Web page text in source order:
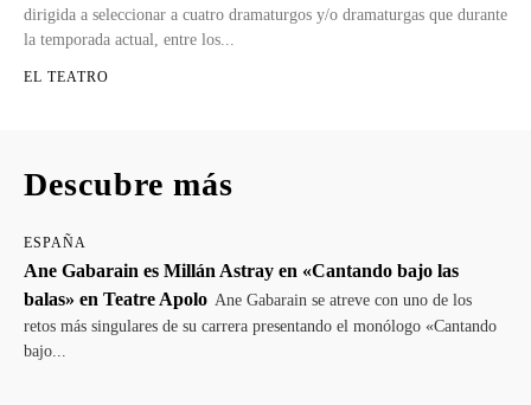
dirigida a seleccionar a cuatro dramaturgos y/o dramaturgas que durante
la temporada actual, entre los...
EL TEATRO
Descubre más
ESPAÑA
Ane Gabarain es Millán Astray en «Cantando bajo las
balas» en Teatre Apolo Ane Gabarain se atreve con uno de los
retos más singulares de su carrera presentando el monólogo «Cantando
bajo...